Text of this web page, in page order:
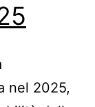
nel 2025,